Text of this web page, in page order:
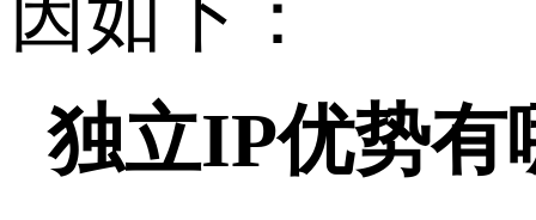
因如下：
独立IP优势有